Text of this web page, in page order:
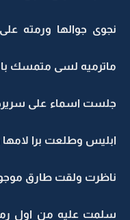
نجوى جوالها ورمته
ماترميه لسى متمسك
جلست اسماء على
ابليس وطلعت برا لامها
ناظرت ولقت طارق
سلمت عليه من اول